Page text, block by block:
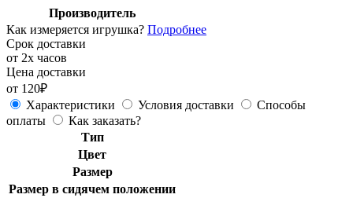
Производитель
Как измеряется игрушка? Подробнее
Срок доставки
от 2х часов
Цена доставки
от 120₽
Характеристики
Условия доставки
Способы
оплаты
Как заказать?
Тип
Цвет
Размер
Размер в сидячем положении